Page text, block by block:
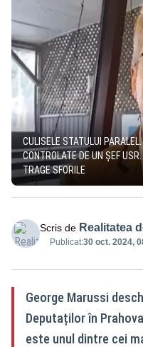
CULISELE STATULUI
CONTROLATE DE UN ȘEF
TRAGE SFORILE
Scris de Realitatea
Publicat:30 oct. 2024,
George Marussi
Deputaților în
este unul dintre cei